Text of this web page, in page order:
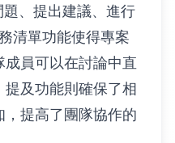
、提出建議、進行
清單功能使得專案
員可以在討論中直
及功能則確保了相
，提高了團隊協作的